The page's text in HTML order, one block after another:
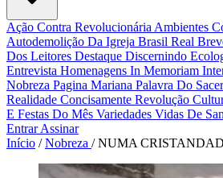
Ação Contra Revolucionária Ambientes
Autodemolição Da Igreja Brasil Real
Dos Leitores Destaque Discernindo
Entrevista Homenagens In Memoriam
Nobreza Pagina Mariana Palavra Do
Realidade Concisamente Revolução
E Festas Do Mês Variedades Vidas De
EntrarAssinar
Início / Nobreza / NUMA